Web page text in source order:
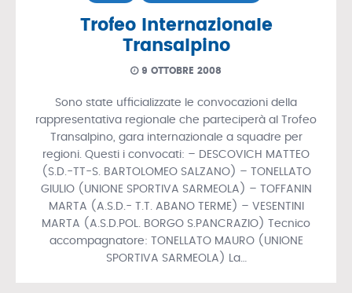
Trofeo Internazionale
Transalpino
9 OTTOBRE 2008
Sono state ufficializzate le convocazioni della
rappresentativa regionale che parteciperà al Trofeo
Transalpino, gara internazionale a squadre per
regioni. Questi i convocati: – DESCOVICH MATTEO
(S.D.-TT-S. BARTOLOMEO SALZANO) – TONELLATO
GIULIO (UNIONE SPORTIVA SARMEOLA) – TOFFANIN
MARTA (A.S.D.- T.T. ABANO TERME) – VESENTINI
MARTA (A.S.D.POL. BORGO S.PANCRAZIO) Tecnico
accompagnatore: TONELLATO MAURO (UNIONE
SPORTIVA SARMEOLA) La…